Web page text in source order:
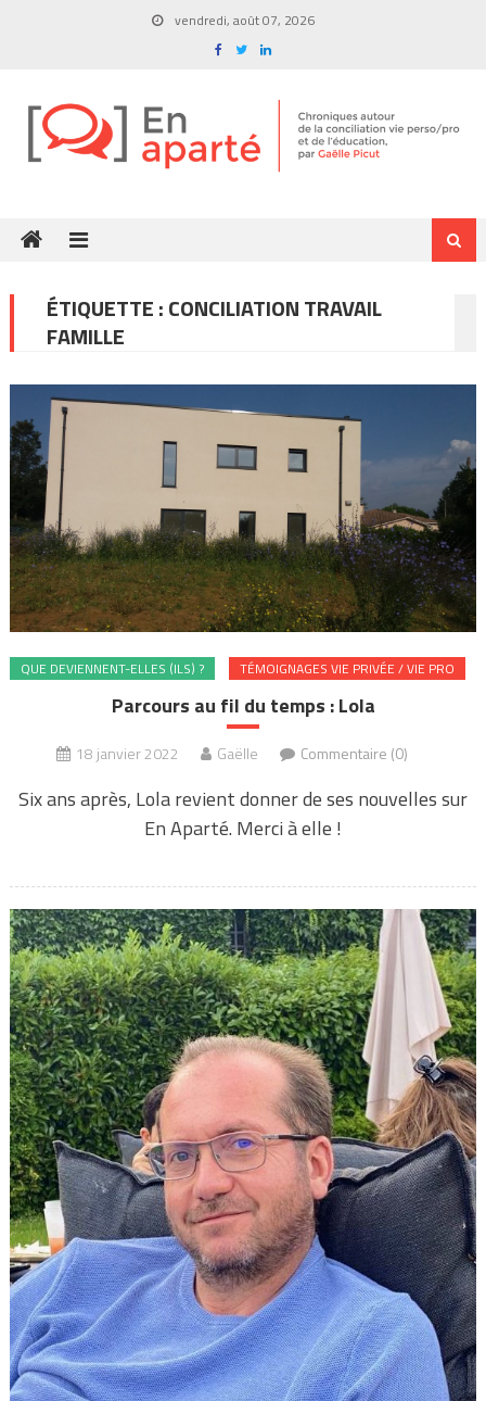
vendredi, août 07, 2026
ÉTIQUETTE :CONCILIATION TRAVAIL
FAMILLE
QUE DEVIENNENT-ELLES (ILS) ? TÉMOIGNAGES VIE PRIVÉE / VIE PRO
Parcours au fil du temps : Lola
18 janvier 2022 Gaëlle Commentaire (0)
Six ans après, Lola revient donner de ses nouvelles sur
En Aparté. Merci à elle !